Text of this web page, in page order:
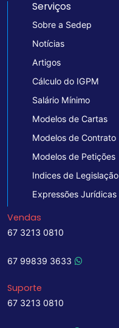
Serviços
Sobre a Sedep
Notícias
Artigos
Cálculo do IGPM
Salário Mínimo
Modelos de Cartas
Modelos de Contrato
Modelos de Petições
Indices de Legislação
Expressões Jurídicas
Vendas
67 3213 0810
67 99839 3633
Suporte
67 3213 0810